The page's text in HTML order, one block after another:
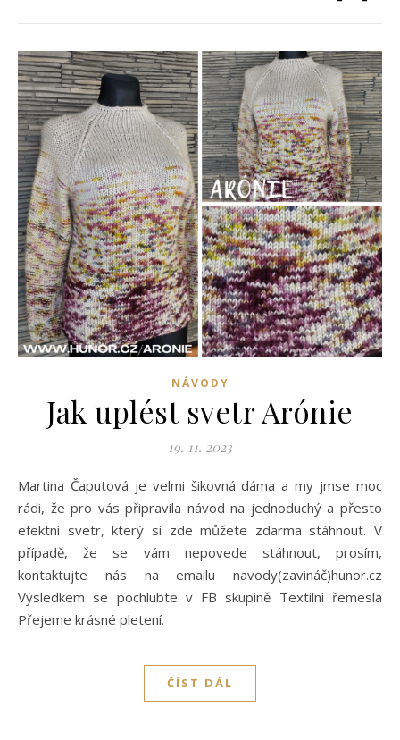
NÁVODY
Jak uplést svetr Arónie
19. 11. 2023
Martina Čaputová je velmi šikovná dáma a my jmse moc
rádi, že pro vás připravila návod na jednoduchý a přesto
efektní svetr, který si zde můžete zdarma stáhnout. V
případě, že se vám nepovede stáhnout, prosím,
kontaktujte nás na emailu navody(zavináč)hunor.cz
Výsledkem se pochlubte v FB skupině Textilní řemesla
Přejeme krásné pletení.
ČÍST DÁL